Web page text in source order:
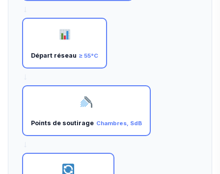
Départ réseau ≥ 55°C
Points de soutirage Chambres, SdB